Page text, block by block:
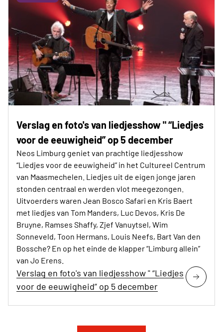
Verslag en foto's van liedjesshow " “Liedjes
voor de eeuwigheid” op 5 december
Neos Limburg geniet van prachtige liedjesshow
“Liedjes voor de eeuwigheid” in het Cultureel Centrum
van Maasmechelen. Liedjes uit de eigen jonge jaren
stonden centraal en werden vlot meegezongen.
Uitvoerders waren Jean Bosco Safari en Kris Baert
met liedjes van Tom Manders, Luc Devos, Kris De
Bruyne, Ramses Shaffy, Zjef Vanuytsel, Wim
Sonneveld, Toon Hermans, Louis Neefs, Bart Van den
Bossche? En op het einde de klapper “Limburg allein”
van Jo Erens.
Verslag en foto's van liedjesshow " “Liedjes
voor de eeuwigheid” op 5 december